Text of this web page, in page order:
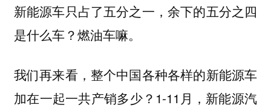
新能源车只占了五分之一，余下的五分之四
是什么车？燃油车嘛。
我们再来看，整个中国各种各样的新能源车
加在一起一共产销多少？1-11月，新能源汽